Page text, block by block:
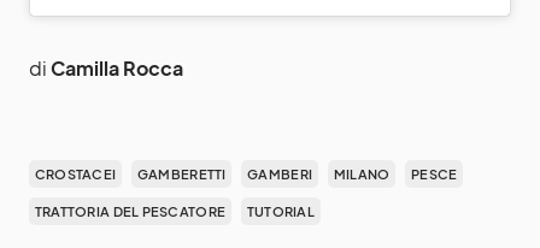
diCamilla Rocca
CROSTACEI GAMBERETTI GAMBERI MILANO PESCE
TRATTORIA DEL PESCATORE TUTORIAL